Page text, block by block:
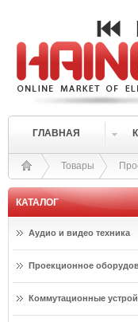
ГЛАВНАЯ
Товары
КАТАЛОГ
Аудио и видео техника
Проекционное
Коммутационные